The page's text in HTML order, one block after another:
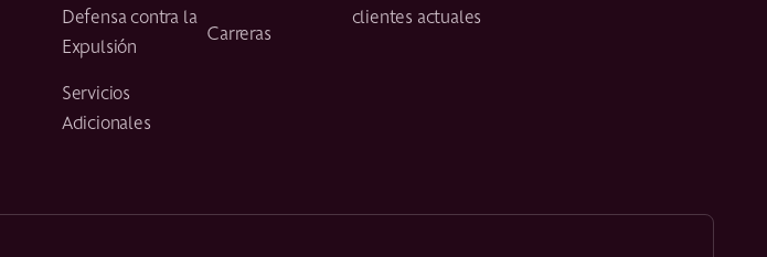
Defensa contra la
Expulsión
Servicios
Adicionales
Carreras
clientes actuales